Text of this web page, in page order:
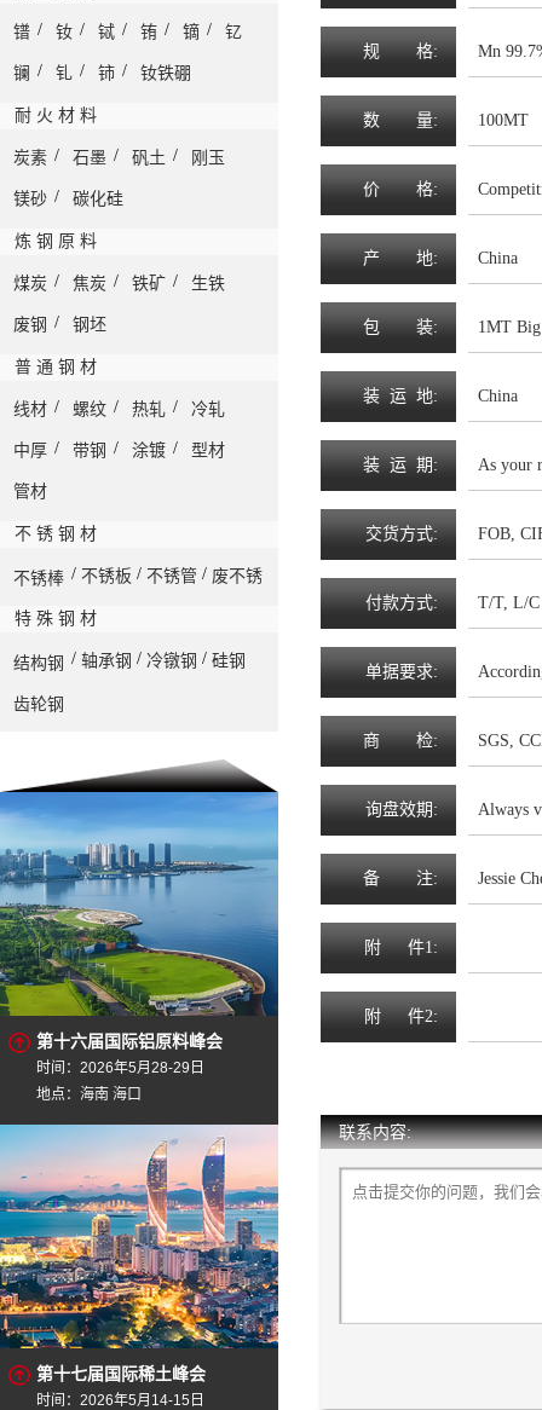
镨 / 钕 / 铽 / 铕 / 镝 / 钇
镧 / 钆 / 铈 / 钕铁硼
耐 火 材 料
炭素 / 石墨 / 矾土 / 刚玉
镁砂 / 碳化硅
炼 钢 原 料
煤炭 / 焦炭 / 铁矿 / 生铁
废钢 / 钢坯
普 通 钢 材
线材 / 螺纹 / 热轧 / 冷轧
中厚 / 带钢 / 涂镀 / 型材
管材
不 锈 钢 材
不锈棒 / 不锈板 / 不锈管 / 废不锈
特 殊 钢 材
结构钢 / 轴承钢 / 冷镦钢 / 硅钢
齿轮钢
第十六届国际铝原料峰会
时间：2026年5月28-29日
地点：海南 海口
第十七届国际稀土峰会
时间：2026年5月14-15日
规 格: Mn
数 量: 100MT
价 格:
产 地: China
包 装: 1MT Big
装 运 地: China
装 运 期 : As your
交货方式: FOB,
付款方式: T/T, L/C
单据要求:
商 检: SGS,
询盘效期 : Always
备 注: Jessie
附 件1:
附 件2:
联系内容: